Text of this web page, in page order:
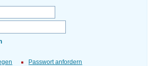
Passwort anfordern